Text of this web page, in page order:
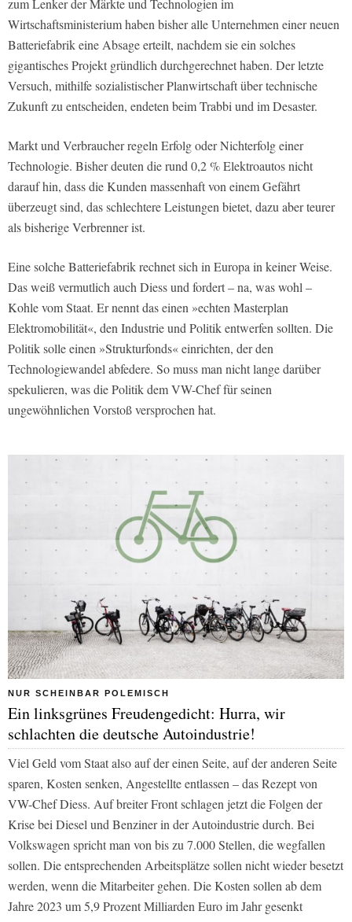
zum Lenker der Märkte und Technologien im
Wirtschaftsministerium haben bisher alle Unternehmen einer neuen
Batteriefabrik eine Absage erteilt, nachdem sie ein solches
gigantisches Projekt gründlich durchgerechnet haben. Der letzte
Versuch, mithilfe sozialistischer Planwirtschaft über technische
Zukunft zu entscheiden, endeten beim Trabbi und im Desaster.
Markt und Verbraucher regeln Erfolg oder Nichterfolg einer
Technologie. Bisher deuten die rund 0,2 % Elektroautos nicht
darauf hin, dass die Kunden massenhaft von einem Gefährt
überzeugt sind, das schlechtere Leistungen bietet, dazu aber teurer
als bisherige Verbrenner ist.
Eine solche Batteriefabrik rechnet sich in Europa in keiner Weise.
Das weiß vermutlich auch Diess und fordert – na, was wohl –
Kohle vom Staat. Er nennt das einen »echten Masterplan
Elektromobilität«, den Industrie und Politik entwerfen sollten. Die
Politik solle einen »Strukturfonds« einrichten, der den
Technologiewandel abfedere. So muss man nicht lange darüber
spekulieren, was die Politik dem VW-Chef für seinen
ungewöhnlichen Vorstoß versprochen hat.
NUR SCHEINBAR POLEMISCH
Ein linksgrünes Freudengedicht: Hurra, wir
schlachten die deutsche Autoindustrie!
Viel Geld vom Staat also auf der einen Seite, auf der anderen Seite
sparen, Kosten senken, Angestellte entlassen – das Rezept von
VW-Chef Diess. Auf breiter Front schlagen jetzt die Folgen der
Krise bei Diesel und Benziner in der Autoindustrie durch. Bei
Volkswagen spricht man von bis zu 7.000 Stellen, die wegfallen
sollen. Die entsprechenden Arbeitsplätze sollen nicht wieder besetzt
werden, wenn die Mitarbeiter gehen. Die Kosten sollen ab dem
Jahre 2023 um 5,9 Prozent Milliarden Euro im Jahr gesenkt